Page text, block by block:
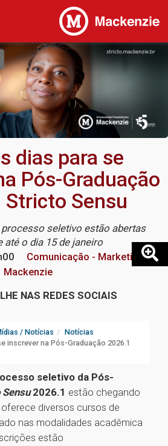
dias para se
Pós-Graduação
Stricto Sensu
seletivo estão abertas
até o dia 15 de janeiro
Comunicação - Marketing
Mackenzie
NAS REDES SOCIAIS
/ Notícias
Notícias
inscrever na Pós-Graduação 2026.1
seletivo da Pós-
2026.1 estão chegando
diversos cursos de
nas modalidades acadêmica
estão